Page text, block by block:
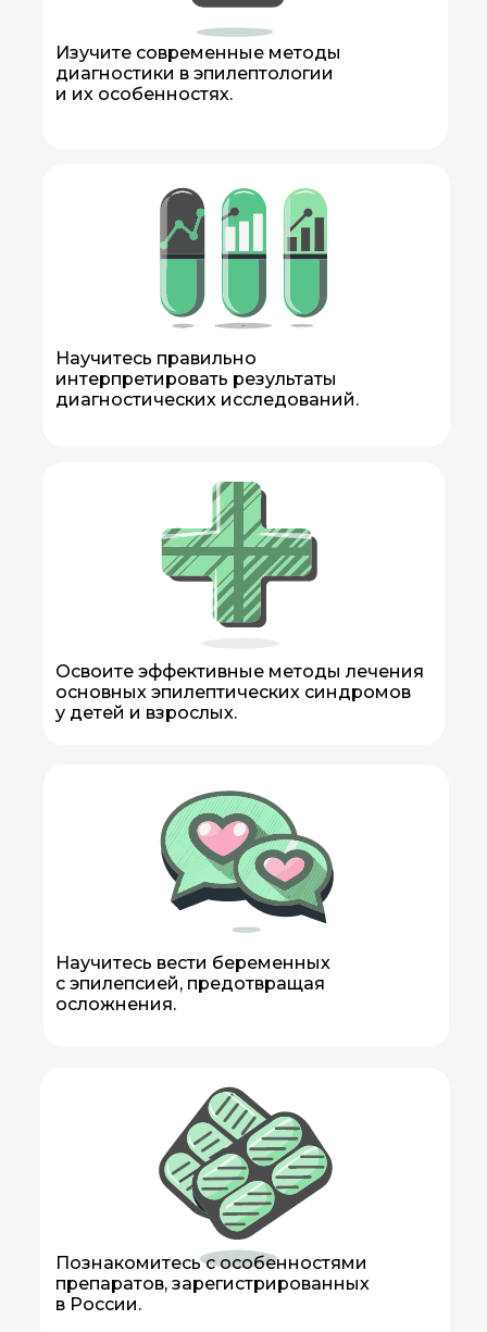
Освоите эффективные методы лечения
основных эпилептических синдромов
у детей и взрослых.
Научитесь правильно
интерпретировать результаты
диагностических исследований.
Изучите современные методы
диагностики в эпилептологии
и их особенностях.
Научитесь вести беременных
с эпилепсией, предотвращая
осложнения.
Познакомитесь с особенностями
препаратов, зарегистрированных
в России.